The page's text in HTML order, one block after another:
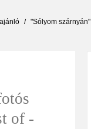
"Sólyom szárnyán"
of -